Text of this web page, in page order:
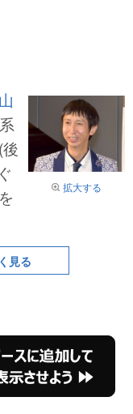
拡大する
山
見る